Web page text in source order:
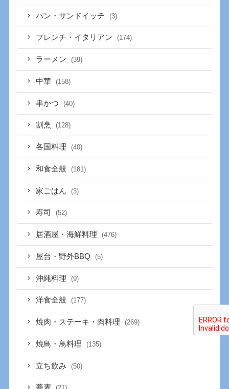
パン・サンドイッチ (3)
フレンチ・イタリアン (174)
ラーメン (39)
中華 (158)
串かつ (40)
割烹 (128)
各国料理 (40)
和食全般 (181)
家ごはん (3)
寿司 (52)
居酒屋・海鮮料理 (476)
屋台・野外BBQ (5)
沖縄料理 (9)
洋食全般 (177)
焼肉・ステーキ・肉料理 (269)
焼鳥・鳥料理 (135)
立ち飲み (50)